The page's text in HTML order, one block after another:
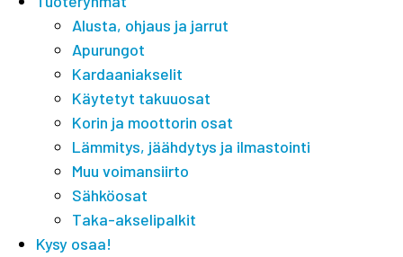
Alusta, ohjaus ja jarrut
Apurungot
Kardaaniakselit
Käytetyt takuuosat
Korin ja moottorin osat
Lämmitys, jäähdytys ja ilmastointi
Muu voimansiirto
Sähköosat
Taka-akselipalkit
Kysy osaa!